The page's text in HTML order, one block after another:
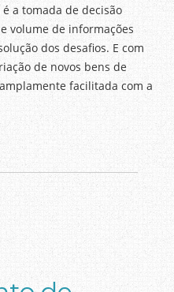
a tomada de decisão
volume de informações
dos desafios. E com
de novos bens de
facilitada com a